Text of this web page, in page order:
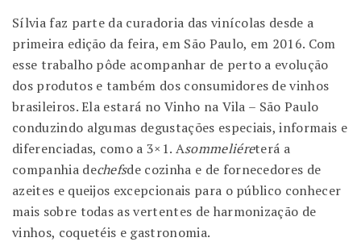
Sílvia faz parte da curadoria das vinícolas desde a
primeira edição da feira, em São Paulo, em 2016. Com
esse trabalho pôde acompanhar de perto a evolução
dos produtos e também dos consumidores de vinhos
brasileiros. Ela estará no Vinho na Vila – São Paulo
conduzindo algumas degustações especiais, informais e
diferenciadas, como a 3×1. Asommeliéreterá a
companhia dechefsde cozinha e de fornecedores de
azeites e queijos excepcionais para o público conhecer
mais sobre todas as vertentes de harmonização de
vinhos, coquetéis e gastronomia.